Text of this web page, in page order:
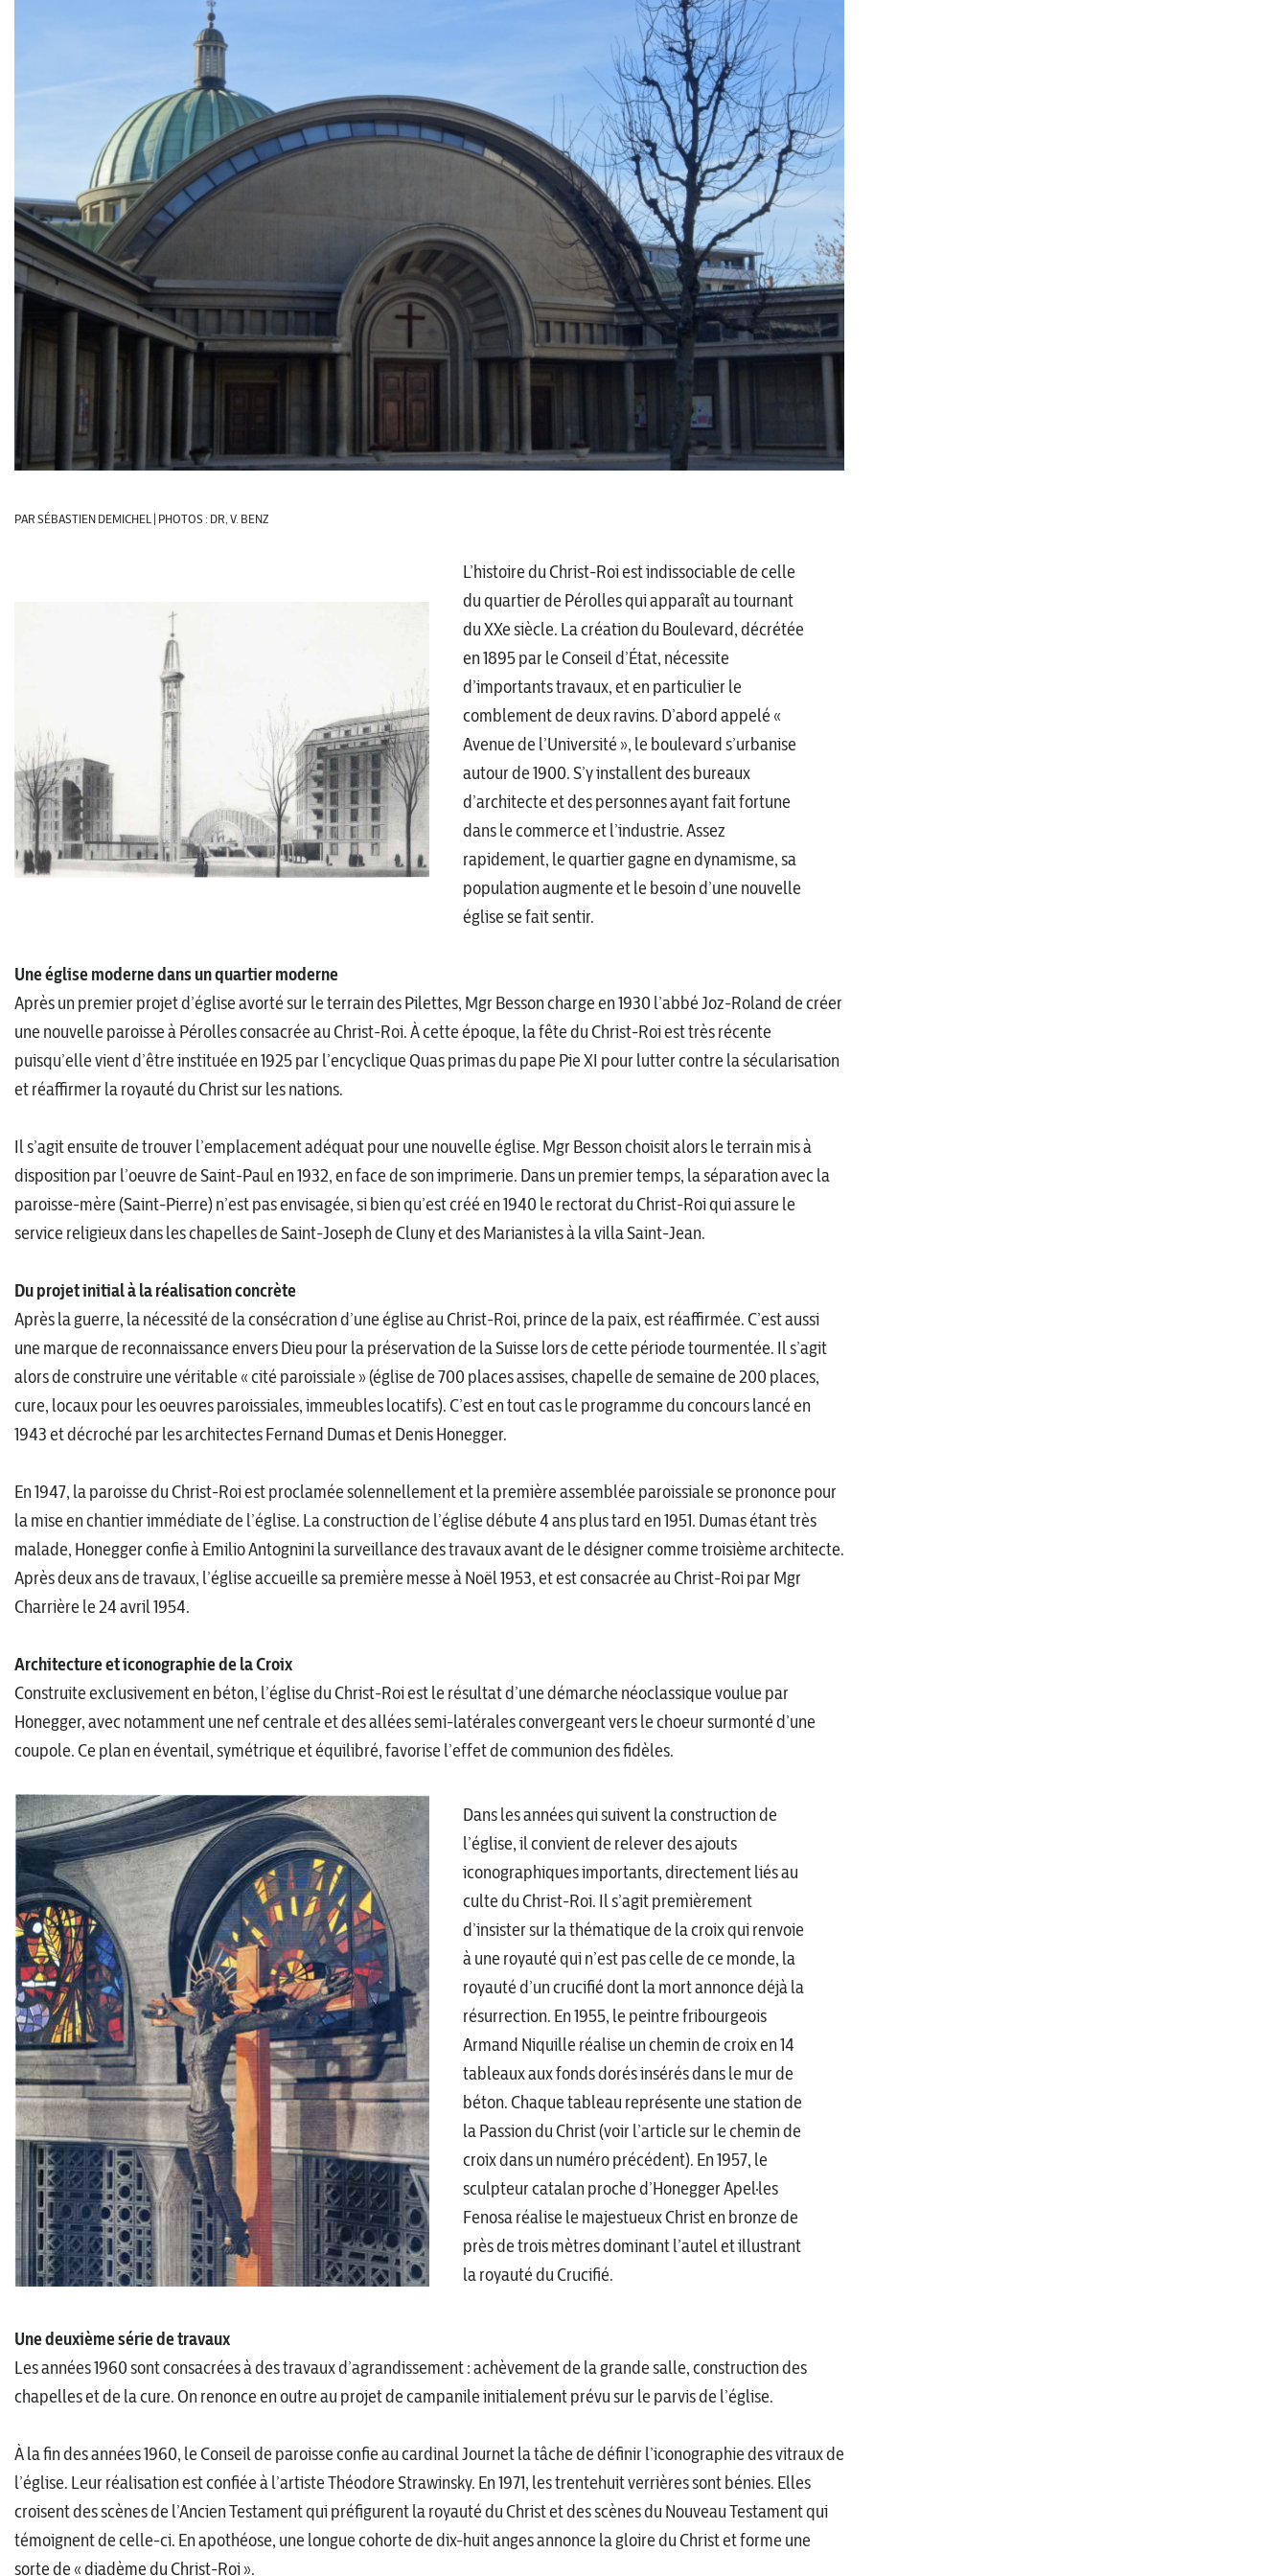
PAR SÉBASTIEN DEMICHEL | PHOTOS : DR, V. BENZ
L’histoire du Christ-Roi est indissociable de celle
du quartier de Pérolles qui apparaît au tournant
du XXe siècle. La création du Boulevard, décrétée
en 1895 par le Conseil d’État, nécessite
d’importants travaux, et en particulier le
comblement de deux ravins. D’abord appelé «
Avenue de l’Université », le boulevard s’urbanise
autour de 1900. S’y installent des bureaux
d’architecte et des personnes ayant fait fortune
dans le commerce et l’industrie. Assez
rapidement, le quartier gagne en dynamisme, sa
population augmente et le besoin d’une nouvelle
église se fait sentir.
Une église moderne dans un quartier moderne
Après un premier projet d’église avorté sur le terrain des Pilettes, Mgr Besson charge en 1930 l’abbé Joz-Roland de créer
une nouvelle paroisse à Pérolles consacrée au Christ-Roi. À cette époque, la fête du Christ-Roi est très récente
puisqu’elle vient d’être instituée en 1925 par l’encyclique Quas primas du pape Pie XI pour lutter contre la sécularisation
et réaffirmer la royauté du Christ sur les nations.
Il s’agit ensuite de trouver l’emplacement adéquat pour une nouvelle église. Mgr Besson choisit alors le terrain mis à
disposition par l’oeuvre de Saint-Paul en 1932, en face de son imprimerie. Dans un premier temps, la séparation avec la
paroisse-mère (Saint-Pierre) n’est pas envisagée, si bien qu’est créé en 1940 le rectorat du Christ-Roi qui assure le
service religieux dans les chapelles de Saint-Joseph de Cluny et des Marianistes à la villa Saint-Jean.
Du projet initial à la réalisation concrète
Après la guerre, la nécessité de la consécration d’une église au Christ-Roi, prince de la paix, est réaffirmée. C’est aussi
une marque de reconnaissance envers Dieu pour la préservation de la Suisse lors de cette période tourmentée. Il s’agit
alors de construire une véritable « cité paroissiale » (église de 700 places assises, chapelle de semaine de 200 places,
cure, locaux pour les oeuvres paroissiales, immeubles locatifs). C’est en tout cas le programme du concours lancé en
1943 et décroché par les architectes Fernand Dumas et Denis Honegger.
En 1947, la paroisse du Christ-Roi est proclamée solennellement et la première assemblée paroissiale se prononce pour
la mise en chantier immédiate de l’église. La construction de l’église débute 4 ans plus tard en 1951. Dumas étant très
malade, Honegger confie à Emilio Antognini la surveillance des travaux avant de le désigner comme troisième architecte.
Après deux ans de travaux, l’église accueille sa première messe à Noël 1953, et est consacrée au Christ-Roi par Mgr
Charrière le 24 avril 1954.
Architecture et iconographie de la Croix
Construite exclusivement en béton, l’église du Christ-Roi est le résultat d’une démarche néoclassique voulue par
Honegger, avec notamment une nef centrale et des allées semi-latérales convergeant vers le choeur surmonté d’une
coupole. Ce plan en éventail, symétrique et équilibré, favorise l’effet de communion des fidèles.
Dans les années qui suivent la construction de
l’église, il convient de relever des ajouts
iconographiques importants, directement liés au
culte du Christ-Roi. Il s’agit premièrement
d’insister sur la thématique de la croix qui renvoie
à une royauté qui n’est pas celle de ce monde, la
royauté d’un crucifié dont la mort annonce déjà la
résurrection. En 1955, le peintre fribourgeois
Armand Niquille réalise un chemin de croix en 14
tableaux aux fonds dorés insérés dans le mur de
béton. Chaque tableau représente une station de
la Passion du Christ (voir l’article sur le chemin de
croix dans un numéro précédent). En 1957, le
sculpteur catalan proche d’Honegger Apel·les
Fenosa réalise le majestueux Christ en bronze de
près de trois mètres dominant l’autel et illustrant
la royauté du Crucifié.
Une deuxième série de travaux
Les années 1960 sont consacrées à des travaux d’agrandissement : achèvement de la grande salle, construction des
chapelles et de la cure. On renonce en outre au projet de campanile initialement prévu sur le parvis de l’église.
À la fin des années 1960, le Conseil de paroisse confie au cardinal Journet la tâche de définir l’iconographie des vitraux de
l’église. Leur réalisation est confiée à l’artiste Théodore Strawinsky. En 1971, les trentehuit verrières sont bénies. Elles
croisent des scènes de l’Ancien Testament qui préfigurent la royauté du Christ et des scènes du Nouveau Testament qui
témoignent de celle-ci. En apothéose, une longue cohorte de dix-huit anges annonce la gloire du Christ et forme une
sorte de « diadème du Christ-Roi ».